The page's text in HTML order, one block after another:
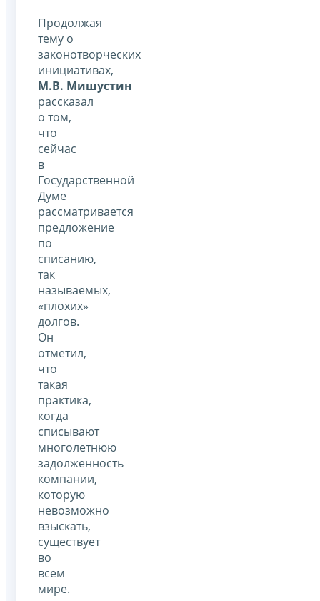
Продолжая
тему о
законотворческих
инициативах,
М.В. Мишустин
рассказал
о том,
что
сейчас
в
Государственной
Думе
рассматривается
предложение
по
списанию,
так
называемых,
«плохих»
долгов.
Он
отметил,
что
такая
практика,
когда
списывают
многолетнюю
задолженность
компании,
которую
невозможно
взыскать,
существует
во
всем
мире.